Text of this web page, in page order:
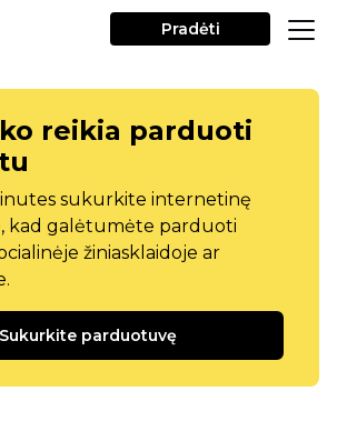
Pradėti
reikia parduoti
sukurkite internetinę
kad galėtumėte parduoti
žiniasklaidoje ar
Sukurkite parduotuvę